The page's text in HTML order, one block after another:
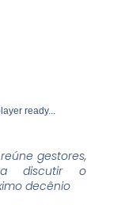
ready...
gestores,
discutir o
decênio